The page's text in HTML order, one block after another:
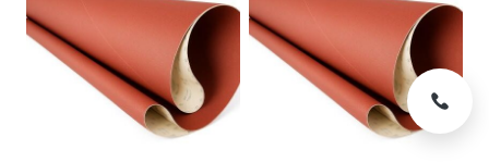
are
mai
multe
are
mai
multe